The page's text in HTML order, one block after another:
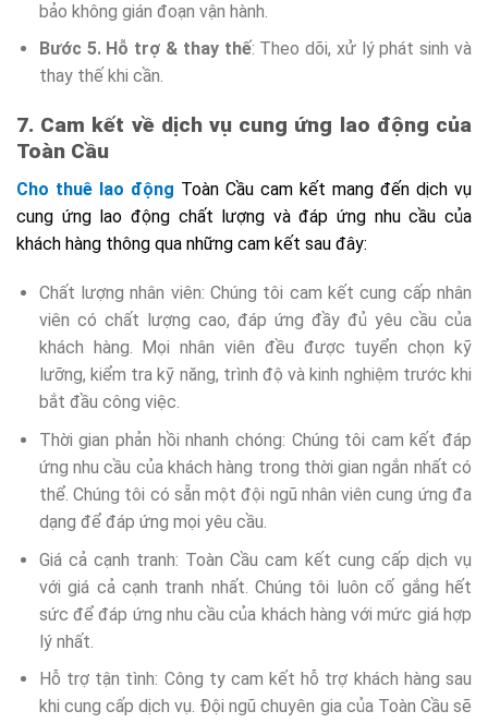
bảo không gián đoạn vận hành.
Bước 5. Hỗ trợ & thay thế: Theo dõi, xử lý phát sinh và
thay thế khi cần.
7. Cam kết về dịch vụ cung ứng lao động của
Toàn Cầu
Cho thuê lao động Toàn Cầu cam kết mang đến dịch vụ
cung ứng lao động chất lượng và đáp ứng nhu cầu của
khách hàng thông qua những cam kết sau đây:
Chất lượng nhân viên: Chúng tôi cam kết cung cấp nhân
viên có chất lượng cao, đáp ứng đầy đủ yêu cầu của
khách hàng. Mọi nhân viên đều được tuyển chọn kỹ
lưỡng, kiểm tra kỹ năng, trình độ và kinh nghiệm trước khi
bắt đầu công việc.
Thời gian phản hồi nhanh chóng: Chúng tôi cam kết đáp
ứng nhu cầu của khách hàng trong thời gian ngắn nhất có
thể. Chúng tôi có sẵn một đội ngũ nhân viên cung ứng đa
dạng để đáp ứng mọi yêu cầu.
Giá cả cạnh tranh: Toàn Cầu cam kết cung cấp dịch vụ
với giá cả cạnh tranh nhất. Chúng tôi luôn cố gắng hết
sức để đáp ứng nhu cầu của khách hàng với mức giá hợp
lý nhất.
Hỗ trợ tận tình: Công ty cam kết hỗ trợ khách hàng sau
khi cung cấp dịch vụ. Đội ngũ chuyên gia của Toàn Cầu sẽ